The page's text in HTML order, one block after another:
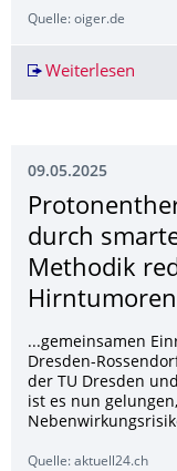
Quelle: oiger.de
Weiterlesen
09.05.2025
durch
Methodik
...gemeinsamen
Dresden-
der TU Dresden
ist es nun
Quelle: aktuell24.ch